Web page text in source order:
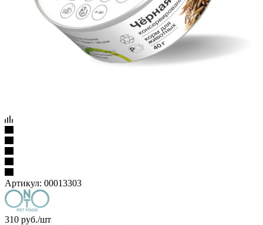
Артикул: 00013303
310 руб./шт